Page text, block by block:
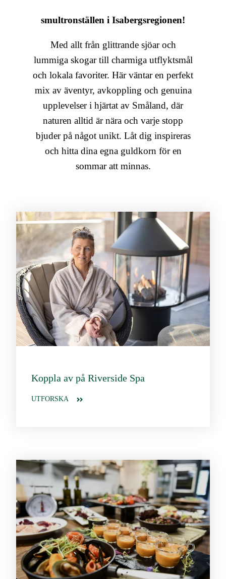
smultronställen i Isabergsregionen!
Med allt från glittrande sjöar och
lummiga skogar till charmiga utflyktsmål
och lokala favoriter. Här väntar en perfekt
mix av äventyr, avkoppling och genuina
upplevelser i hjärtat av Småland, där
naturen alltid är nära och varje stopp
bjuder på något unikt. Låt dig inspireras
och hitta dina egna guldkorn för en
sommar att minnas.
Koppla av på Riverside Spa
UTFORSKA